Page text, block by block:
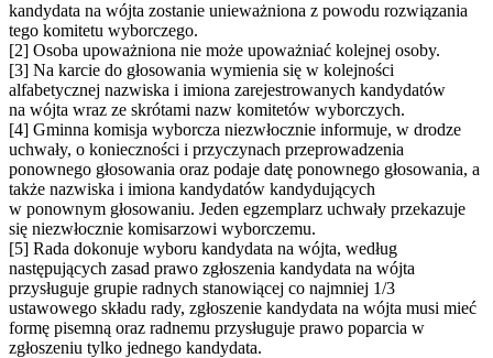
kandydata na wójta zostanie unieważniona z powodu rozwiązania
tego komitetu wyborczego.
[2] Osoba upoważniona nie może upoważniać kolejnej osoby.
[3] Na karcie do głosowania wymienia się w kolejności
alfabetycznej nazwiska i imiona zarejestrowanych kandydatów
na wójta wraz ze skrótami nazw komitetów wyborczych.
[4] Gminna komisja wyborcza niezwłocznie informuje, w drodze
uchwały, o konieczności i przyczynach przeprowadzenia
ponownego głosowania oraz podaje datę ponownego głosowania, a
także nazwiska i imiona kandydatów kandydujących
w ponownym głosowaniu. Jeden egzemplarz uchwały przekazuje
się niezwłocznie komisarzowi wyborczemu.
[5] Rada dokonuje wyboru kandydata na wójta, według
następujących zasad prawo zgłoszenia kandydata na wójta
przysługuje grupie radnych stanowiącej co najmniej 1/3
ustawowego składu rady, zgłoszenie kandydata na wójta musi mieć
formę pisemną oraz radnemu przysługuje prawo poparcia w
zgłoszeniu tylko jednego kandydata.